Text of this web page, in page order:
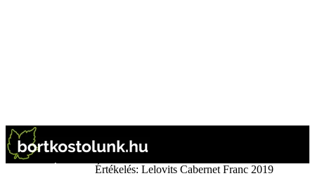
Értékelés: Lelovits Cabernet Franc 2019